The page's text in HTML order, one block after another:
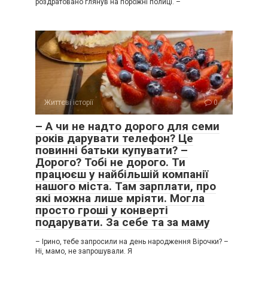
роздратовано глянув на порожні полиці. –
Життєві історії 0
– А чи не надто дорого для семи
років дарувати телефон? Це
повинні батьки купувати? –
Дорого? Тобі не дорого. Ти
працюєш у найбільшій компанії
нашого міста. Там зарплати, про
які можна лише мріяти. Могла
просто гроші у конверті
подарувати. За себе та за маму
– Ірино, тебе запросили на день народження Вірочки? –
Ні, мамо, не запрошували. Я